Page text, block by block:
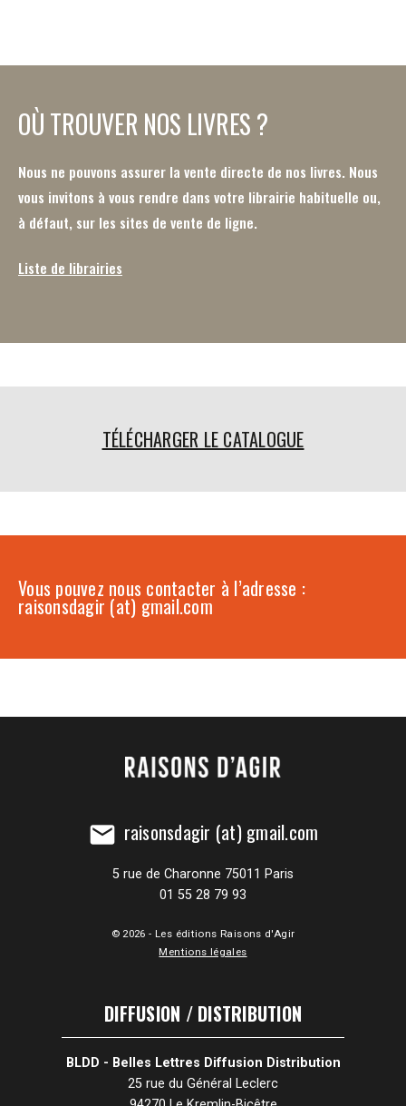
OÙ TROUVER NOS LIVRES ?
Nous ne pouvons assurer la vente directe de nos livres. Nous
vous invitons à vous rendre dans votre librairie habituelle ou,
à défaut, sur les sites de vente de ligne.
Liste de librairies
TÉLÉCHARGER LE CATALOGUE
Vous pouvez nous contacter à l’adresse :
raisonsdagir (at) gmail.com
mail raisonsdagir (at) gmail.com
5 rue de Charonne 75011 Paris
01 55 28 79 93
© 2026 - Les éditions Raisons d'Agir
Mentions légales
DIFFUSION / DISTRIBUTION
BLDD - Belles Lettres Diffusion Distribution
25 rue du Général Leclerc